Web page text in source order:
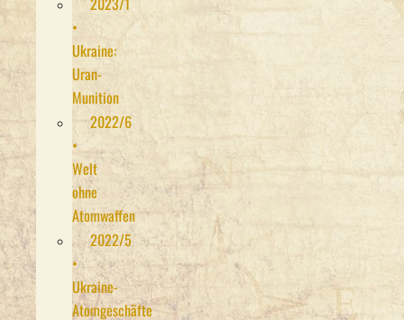
•
Ukraine:
Uran-
Munition
2022/6
•
Welt
ohne
Atomwaffen
2022/5
•
Ukraine-
Atomgeschäfte